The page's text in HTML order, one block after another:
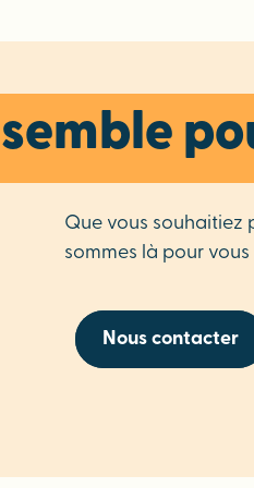
Que vous souhaitiez
sommes là pour
Nous contacter